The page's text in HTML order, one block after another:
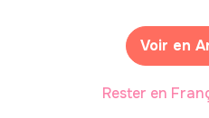
Voir en
Rester en